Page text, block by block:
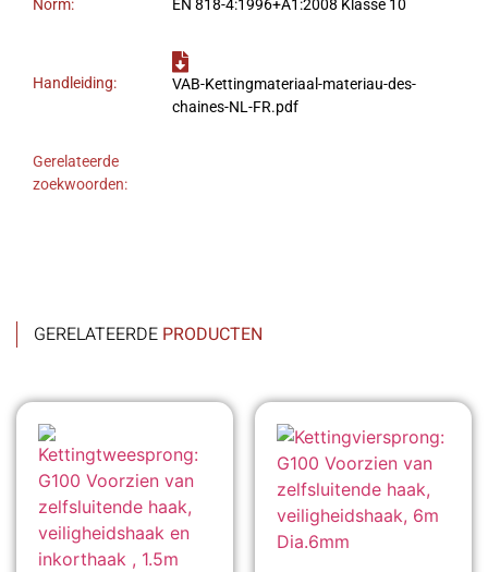
Norm: EN 818-4:1996+A1:2008 Klasse 10
Handleiding:
VAB-Kettingmateriaal-materiau-des-
chaines-NL-FR.pdf
Gerelateerde
zoekwoorden:
GERELATEERDE PRODUCTEN